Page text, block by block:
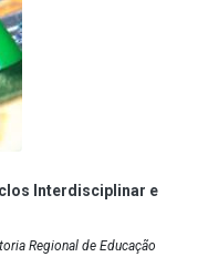
Interdisciplinar e
Regional de Educação